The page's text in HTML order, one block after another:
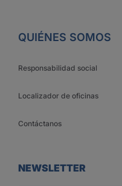
QUIÉNES SOMOS
Responsabilidad social
Localizador de oficinas
Contáctanos
NEWSLETTER